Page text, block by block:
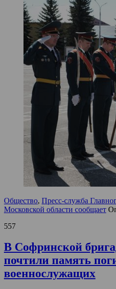
Общество, Пресс-служба
Московской области сообщает
557
В Софринской
почтили память
военнослужащих